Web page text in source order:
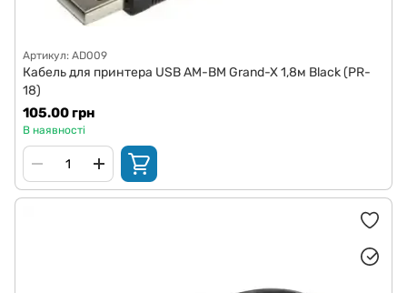
Артикул: AD009
Кабель для принтера USB AM-BM Grand-X 1,8м Black (PR-
18)
105.00 грн
В наявності